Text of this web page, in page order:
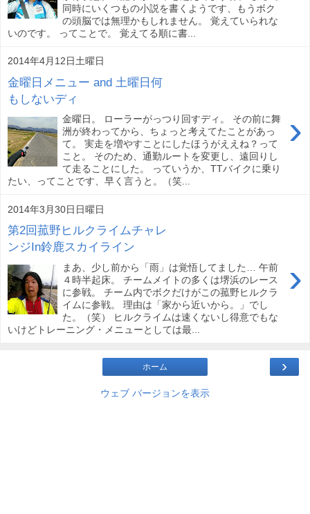
同時にいくつもの小説を書くようです、もうボク
の頭脳では無理かもしれません。 覚えていられな
いのです。 ってことで。 覚えてる順に書...
2014年4月12日土曜日
金曜日メニュー and 土曜日何
もしないディ
›
金曜日。 ローラーがっつり回すディ。 その前に舞
洲が終わってから、ちょっと考えてたことがあっ
て。 実走を増やすことにしたほうがええね？って
こと。 そのため、通勤ルートを変更し、遠回りし
て走ることにした。 っていうか、TTバイクに乗り
たい、ってことです、早く言うと。（笑...
2014年3月30日日曜日
第2回菰野ヒルクライムチャレ
ンジIn鈴鹿スカイライン
›
まあ、少し前から「雨」は覚悟してました… 午前
４時半起床。 チームメイトの多くは堺浜のレース
に参戦。 チーム内でボクだけがこの菰野ヒルクラ
イムに参戦。 理由は「家から近いから。」でし
た。（笑） ヒルクライムは速くないし得意でもな
いけどトレーニング・メニューとしては最...
›
ホーム
ウェブ バージョンを表示